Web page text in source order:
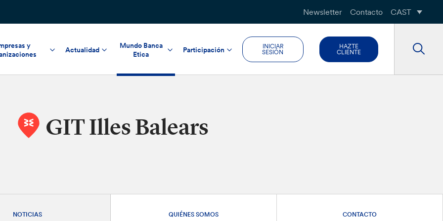
Newsletter Contacto CAST
y
Actualidad
Mundo Banca
Etica
Participación
INICIAR
SESIÓN
HAZTE
CLIENTE
GIT Illes Balears
NOTICIAS QUIÉNES SOMOS CONTACTO